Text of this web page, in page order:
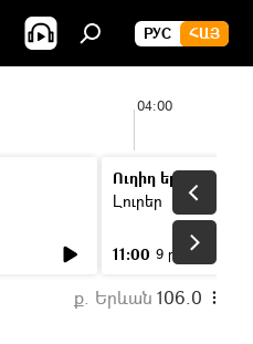
РУС ՀԱՅ
04:00
Ուղիղ եթեր
Լուրեր
11:00 9 ր
ք. Երևան 106.0